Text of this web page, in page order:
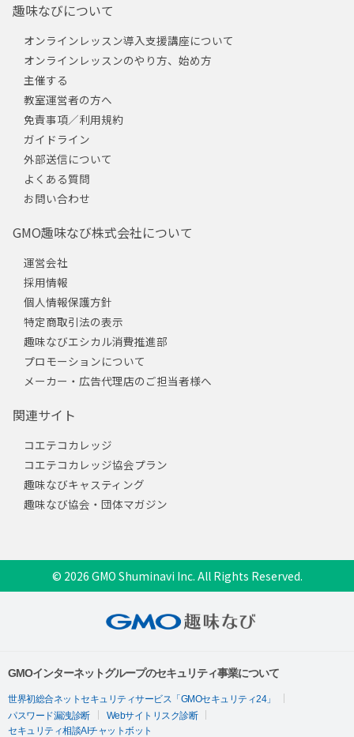
趣味なびについて
オンラインレッスン導入支援講座について
オンラインレッスンのやり方、始め方
主催する
教室運営者の方へ
免責事項／利用規約
ガイドライン
外部送信について
よくある質問
お問い合わせ
GMO趣味なび株式会社について
運営会社
採用情報
個人情報保護方針
特定商取引法の表示
趣味なびエシカル消費推進部
プロモーションについて
メーカー・広告代理店のご担当者様へ
関連サイト
コエテコカレッジ
コエテコカレッジ協会プラン
趣味なびキャスティング
趣味なび協会・団体マガジン
© 2026 GMO Shuminavi Inc. All Rights Reserved.